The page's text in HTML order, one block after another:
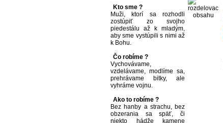
Kto sme ?
Muži, ktorí sa rozhodli
zostúpiť zo svojho
piedestálu až k mladým,
aby sme vystúpili s nimi až
k Bohu.
Čo robíme ?
Vychovávame,
vzdelávame, modlíme sa,
prehrávame bitky, ale
vyhráme vojnu.
Ako to robíme ?
Bez hanby a strachu, bez
obzerania sa späť, či
niekto hádže kamene